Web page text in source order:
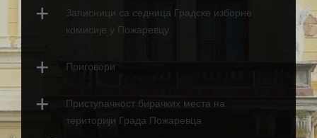
Записници са седница Градске изборне
комисије у Пожаревцу
Приговори
Приступачност бирачких места на
територији Града Пожаревца